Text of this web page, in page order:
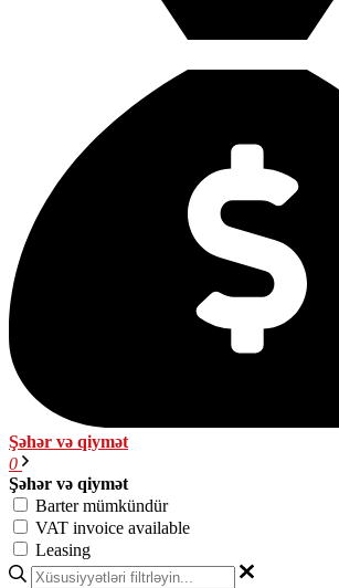
Şəhər və qiymət
0
Şəhər və qiymət
Barter mümkündür
VAT invoice available
Leasing